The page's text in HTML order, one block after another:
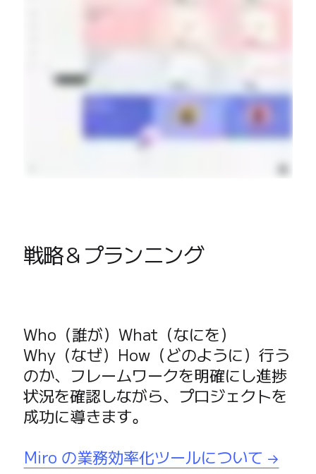
戦略＆プランニング
Who（誰が）What（なにを）
Why（なぜ）How（どのように）行う
のか、フレームワークを明確にし進捗
状況を確認しながら、プロジェクトを
成功に導きます。
Miro の業務効率化ツールについて →